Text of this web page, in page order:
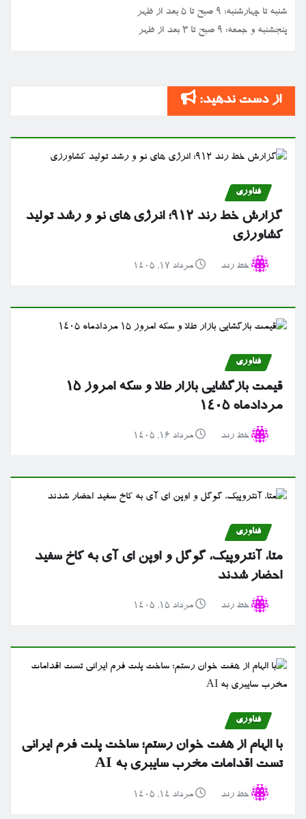
شنبه تا چهارشنبه: ۹ صبح تا ۵ بعد از ظهر
پنجشنبه و جمعه: ۹ صبح تا ۳ بعد از ظهر
از دست ندهید:
فناوری
گزارش خط رند ۹۱۲؛ انرژی های نو و رشد تولید
کشاورزی
خط رند مرداد ۱۷, ۱۴۰۵
فناوری
قیمت بازگشایی بازار طلا و سکه امروز ۱۵
مردادماه ۱۴۰۵
خط رند مرداد ۱۶, ۱۴۰۵
فناوری
متا، آنتروپیک، گوگل و اوپن ای آی به کاخ سفید
احضار شدند
خط رند مرداد ۱۵, ۱۴۰۵
فناوری
با الهام از هفت خوان رستم؛ ساخت پلت فرم ایرانی
تست اقدامات مخرب سایبری به AI
خط رند مرداد ۱۴, ۱۴۰۵